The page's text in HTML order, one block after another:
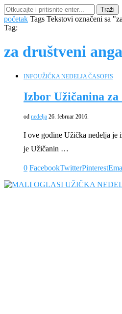
Traži
početak Tags Tekstovi označeni sa
Tag:
za društveni
INFOUŽIČKA NEDELJA ČASOPIS
Izbor Užičanina za
od nedelja 26. februar 2016.
I ove godine Užička nedelja
je Užičanin …
0 FacebookTwitterPinterest